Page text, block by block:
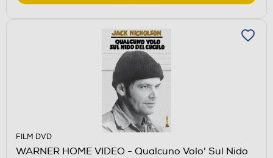
FILM DVD
WARNER HOME VIDEO - Qualcuno Volo' Sul Nido